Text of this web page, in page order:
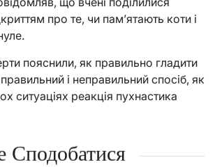
про те, чи пам’ятають коти і
пояснили, як правильно гладити
і неправильний спосіб, як
ситуаціях реакція пухнастика